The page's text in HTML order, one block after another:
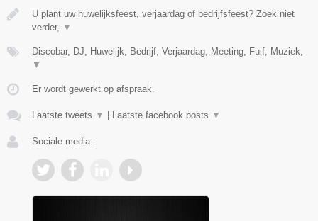
U plant uw huwelijksfeest, verjaardag of bedrijfsfeest? Zoek niet
verder, ▼
Discobar, DJ, Huwelijk, Bedrijf, Verjaardag, Meeting, Fuif, Muziek,
▼
Er wordt gewerkt op afspraak.
Laatste tweets ▼ Laatste facebook posts ▼
Sociale media: